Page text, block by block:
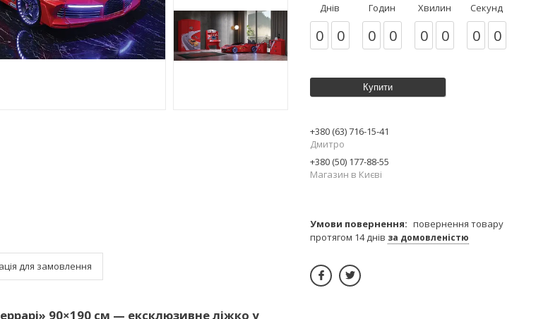
для замовлення
90×190 см — ексклюзивне ліжко у
Днів
0 0
Годин
0 0
Хвилин
0 0
Секунд
0 0
Купити
+380 (63) 716-15-41
Дмитро
+380 (50) 177-88-55
Магазин в Києві
повернення товару
протягом 14 днів за домовленістю